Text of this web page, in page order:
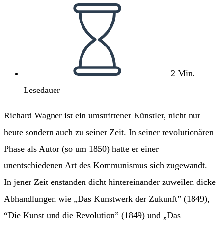
2 Min.
Lesedauer
Richard Wagner ist ein umstrittener Künstler, nicht nur
heute sondern auch zu seiner Zeit. In seiner revolutionären
Phase als Autor (so um 1850) hatte er einer
unentschiedenen Art des Kommunismus sich zugewandt.
In jener Zeit enstanden dicht hintereinander zuweilen dicke
Abhandlungen wie „Das Kunstwerk der Zukunft” (1849),
“Die Kunst und die Revolution” (1849) und „Das